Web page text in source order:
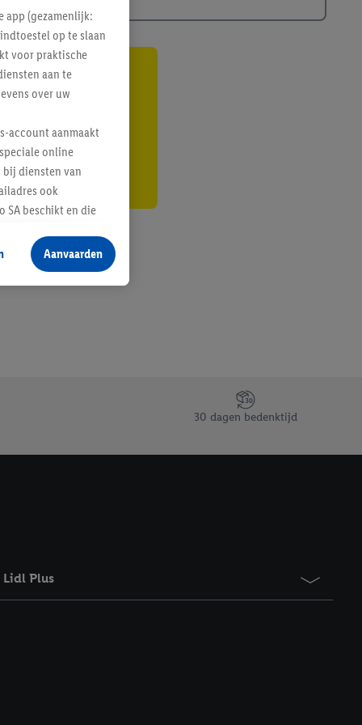
30 dagen bedenktijd
Lidl Plus
app (gezamenlijk:
op te slaan
voor praktische
aan te
over uw
account aanmaakt
online
diensten van
ook
SA beschikt en die
producten waarin
maar het
als er met behulp
Aanvaarden